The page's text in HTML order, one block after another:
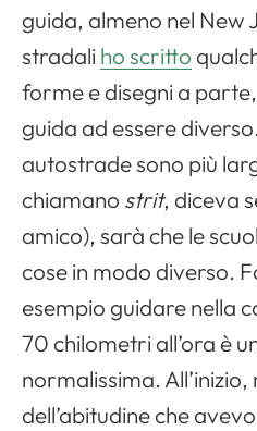
guida, almeno nel New
stradali ho scritto
forme e disegni a
guida ad essere
autostrade sono più
chiamano strit, diceva
amico), sarà che le
cose in modo diverso.
esempio guidare nella
70 chilometri all’ora è
normalissima.
dell’abitudine che